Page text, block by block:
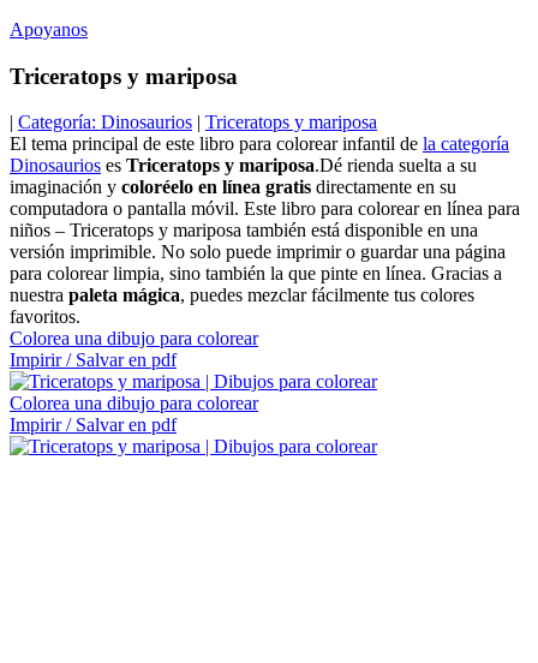
Apoyanos
Triceratops y mariposa
| Categoría: Dinosaurios | Triceratops y mariposa
El tema principal de este libro para colorear infantil de la categoría
Dinosaurios es Triceratops y mariposa.Dé rienda suelta a su
imaginación y coloréelo en línea gratis directamente en su
computadora o pantalla móvil. Este libro para colorear en línea para
niños – Triceratops y mariposa también está disponible en una
versión imprimible. No solo puede imprimir o guardar una página
para colorear limpia, sino también la que pinte en línea. Gracias a
nuestra paleta mágica, puedes mezclar fácilmente tus colores
favoritos.
Colorea una dibujo para colorear
Impirir / Salvar en pdf
Colorea una dibujo para colorear
Impirir / Salvar en pdf